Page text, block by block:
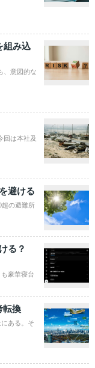
組み込
、意図的な
回は本社及
避ける
超の避難所
る？
豪華寝台
転換
ある。そ